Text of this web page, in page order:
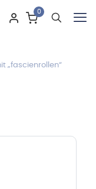
0
„fascienrollen“